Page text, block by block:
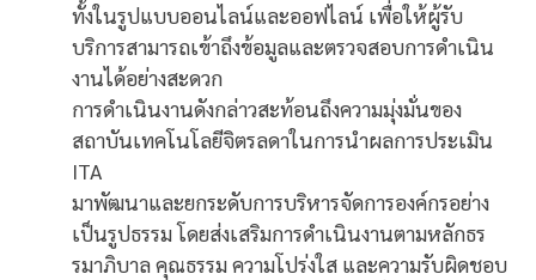
ทั้งในรูปแบบออนไลน์และออฟไลน์ เพื่อให้ผู้รับ
บริการสามารถเข้าถึงข้อมูลและตรวจสอบการดำเนิน
งานได้อย่างสะดวก
การดำเนินงานดังกล่าวสะท้อนถึงความมุ่งมั่นของ
สถาบันเทคโนโลยีจิตรลดาในการนำผลการประเมิน
ITA
มาพัฒนาและยกระดับการบริหารจัดการองค์กรอย่าง
เป็นรูปธรรม โดยส่งเสริมการดำเนินงานตามหลักธร
รมาภิบาล คุณธรรม ความโปร่งใส และความรับผิดชอบ